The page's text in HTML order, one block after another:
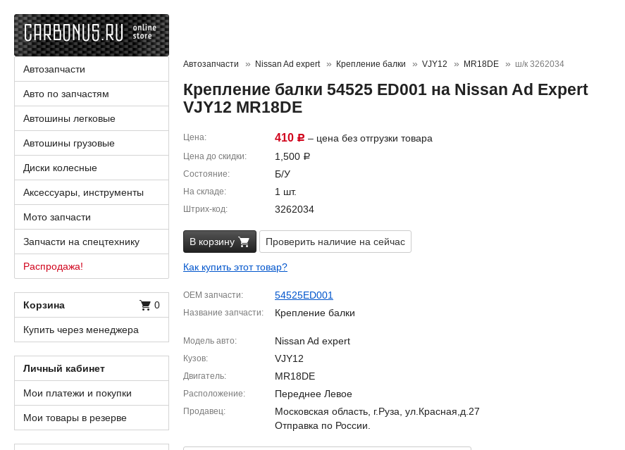
Автозапчасти Nissan Ad expert Крепление балки VJY12 MR18DE ш/к 3262034
Крепление балки 54525 ED001 на Nissan Ad Expert
VJY12 MR18DE
Цена 410 Р – цена без отгрузки товара
Цена до скидки 1,500 Р
Состояние Б/У
На складе 1 шт.
Штрих-код 3262034
В корзину Проверить наличие на сейчас
Как купить этот товар?
OEM запчасти 54525ED001
Название запчасти Крепление балки
Модель авто Nissan Ad expert
Кузов VJY12
Двигатель MR18DE
Расположение Переднее Левое
Продавец
Московская область, г.Руза, ул.Красная,д.27
Отправка по России.
Автозапчасти
Авто по запчастям
Автошины легковые
Автошины грузовые
Диски колесные
Аксессуары, инструменты
Мото запчасти
Запчасти на спецтехнику
Распродажа!
Корзина 0
Купить через менеджера
Личный кабинет
Мои платежи и покупки
Мои товары в резерве